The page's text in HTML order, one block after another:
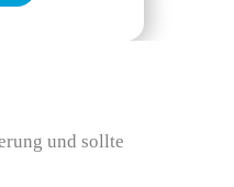
und sollte